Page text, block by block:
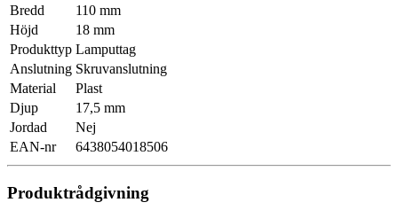
Bredd
110 mm
Höjd
18 mm
Produkttyp Lamputtag
Anslutning Skruvanslutning
Material
Plast
Djup
17,5 mm
Jordad
Nej
EAN-nr
6438054018506
Produktrådgivning